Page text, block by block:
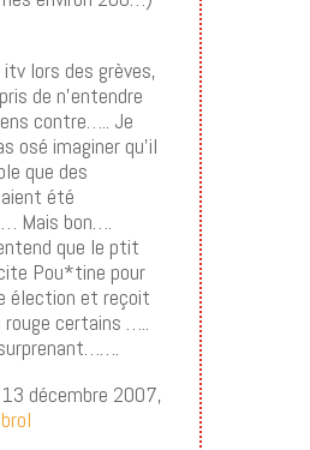
itv lors des grèves,
de n’entendre
contre….. Je
osé imaginer qu’il
que des
été
Mais bon….
que le ptit
Pou*tine pour
élection et reçoit
rouge certains …..
13 décembre 2007,
brol